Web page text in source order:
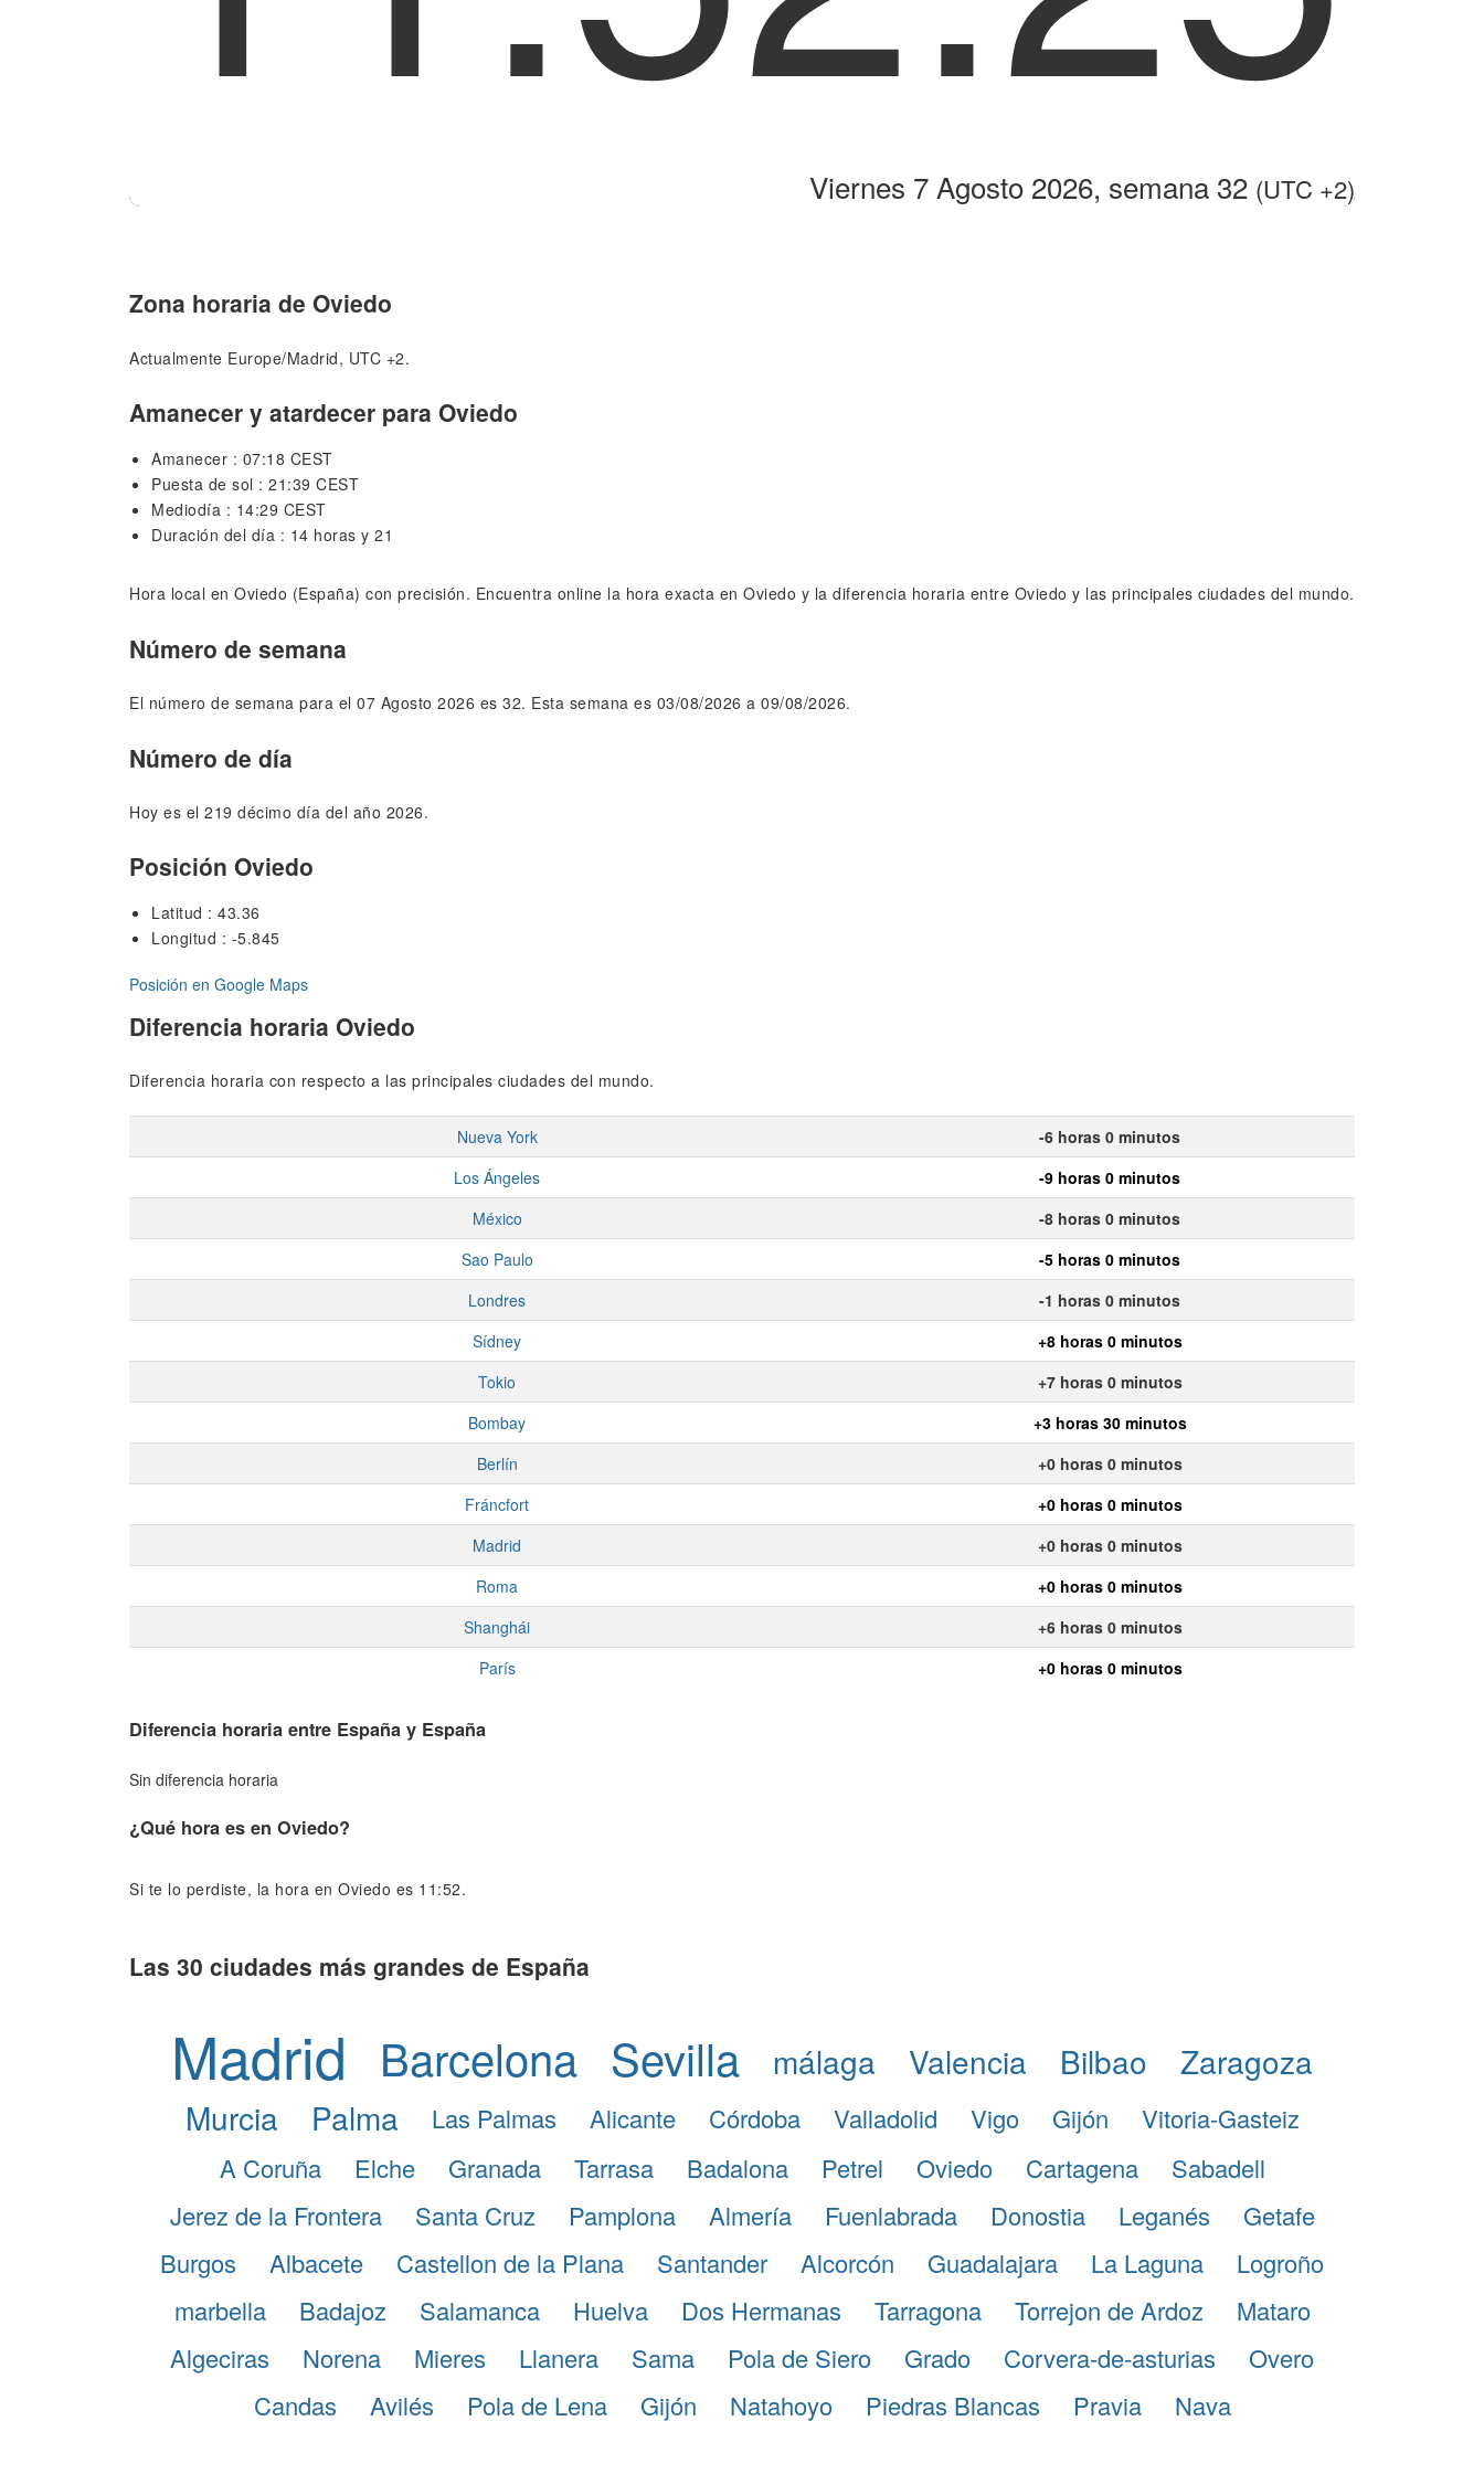
Viernes 7 Agosto 2026, semana 32 (UTC +2)
Zona horaria de Oviedo
Actualmente Europe/Madrid, UTC +2.
Amanecer y atardecer para Oviedo
Amanecer : 07:18 CEST
Puesta de sol : 21:39 CEST
Mediodía : 14:29 CEST
Duración del día : 14 horas y 21
Hora local en Oviedo (España) con precisión. Encuentra online la hora exacta en Oviedo y la diferencia horaria entre Oviedo y las principales ciudades del mundo.
Número de semana
El número de semana para el 07 Agosto 2026 es 32. Esta semana es 03/08/2026 a 09/08/2026.
Número de día
Hoy es el 219 décimo día del año 2026.
Posición Oviedo
Latitud : 43.36
Longitud : -5.845
Posición en Google Maps
Diferencia horaria Oviedo
Diferencia horaria con respecto a las principales ciudades del mundo.
Nueva York
-6 horas 0 minutos
Los Ángeles
-9 horas 0 minutos
México
-8 horas 0 minutos
Sao Paulo
-5 horas 0 minutos
Londres
-1 horas 0 minutos
Sídney
+8 horas 0 minutos
Tokio
+7 horas 0 minutos
Bombay
+3 horas 30 minutos
Berlín
+0 horas 0 minutos
Fráncfort
+0 horas 0 minutos
Madrid
+0 horas 0 minutos
Roma
+0 horas 0 minutos
Shanghái
+6 horas 0 minutos
París
+0 horas 0 minutos
Diferencia horaria entre España y España
Sin diferencia horaria
¿Qué hora es en Oviedo?
Si te lo perdiste, la hora en Oviedo es 11:52.
Las 30 ciudades más grandes de España
Madrid Barcelona Sevilla málaga Valencia Bilbao
Zaragoza
Murcia
Palma Las Palmas Alicante Córdoba Valladolid Vigo Gijón
Vitoria-Gasteiz
A Coruña
Elche Granada Tarrasa Badalona Petrel Oviedo Cartagena
Sabadell
Jerez de la Frontera
Santa Cruz Pamplona Almería Fuenlabrada Donostia Leganés
Getafe
Burgos
Albacete Castellon de la Plana Santander Alcorcón Guadalajara La Laguna
Logroño
marbella
Badajoz Salamanca Huelva Dos Hermanas Tarragona Torrejon de Ardoz
Mataro
Algeciras
Norena Mieres Llanera Sama Pola de Siero Grado Corvera-de-asturias
Overo
Candas
Avilés Pola de Lena Gijón Natahoyo Piedras Blancas Pravia Nava